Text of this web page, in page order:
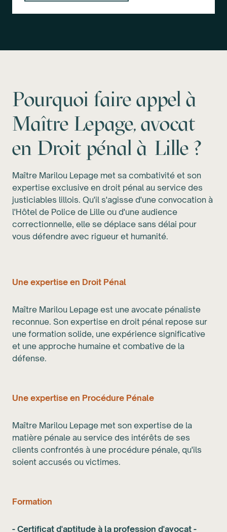
Pourquoi faire appel à
Maître Lepage, avocat
en Droit pénal à Lille ?
Maître Marilou Lepage met sa combativité et son
expertise exclusive en droit pénal au service des
justiciables lillois. Qu'il s'agisse d'une convocation à
l'Hôtel de Police de Lille ou d'une audience
correctionnelle, elle se déplace sans délai pour
vous défendre avec rigueur et humanité.
Une expertise en Droit Pénal
Maître Marilou Lepage est une avocate pénaliste
reconnue. Son expertise en droit pénal repose sur
une formation solide, une expérience significative
et une approche humaine et combative de la
défense.
Une expertise en Procédure Pénale
Maître Marilou Lepage met son expertise de la
matière pénale au service des intérêts de ses
clients confrontés à une procédure pénale, qu'ils
soient accusés ou victimes.
Formation
- Certificat d'aptitude à la profession d'avocat -